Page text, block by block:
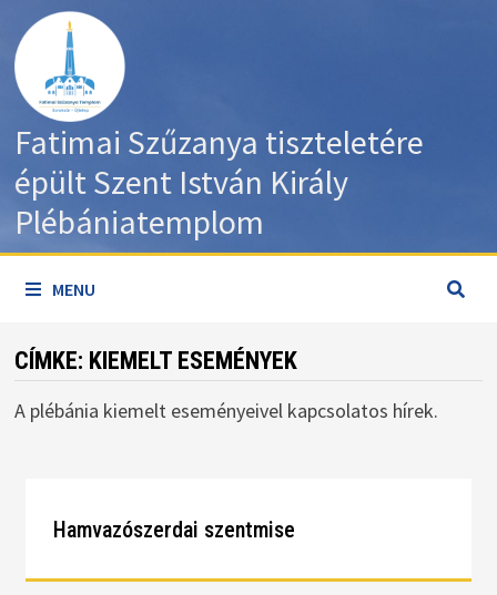
content
Fatimai Szűzanya tiszteletére
épült Szent István Király
Plébániatemplom
MENU
CÍMKE: KIEMELT ESEMÉNYEK
A plébánia kiemelt eseményeivel kapcsolatos hírek.
Hamvazószerdai szentmise